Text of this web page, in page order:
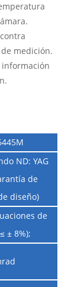
medición.
ND: YAG
de
diseño)
de
± 8%);